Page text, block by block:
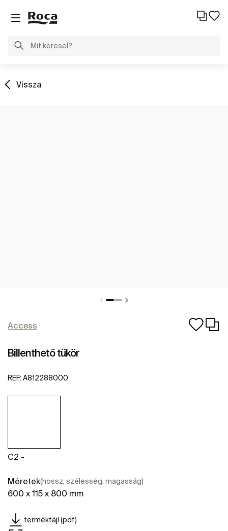
Vissza
Access
Billenthető tükör
REF: A812288000
C2 -
Méretek(hossz, szélesség, magasság)
600 x 115 x 800 mm
termékfájl (pdf)